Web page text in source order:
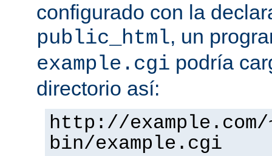
configurado con la
public_html, un
example.cgi podría
directorio así:
http://
bin/example.cgi